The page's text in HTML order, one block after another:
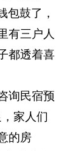
包鼓了，
有三户人
都透着喜
询民宿预
家人们
的房